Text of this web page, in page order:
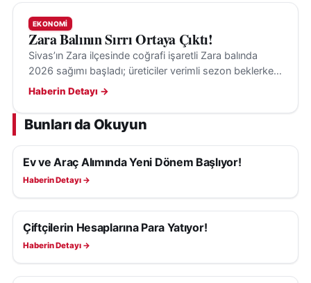
EKONOMI
Zara Balının Sırrı Ortaya Çıktı!
Sivas’ın Zara ilçesinde coğrafi işaretli Zara balında
2026 sağımı başladı; üreticiler verimli sezon beklerken,
tescilli üretim için çağrı yapıldı.
Haberin Detayı →
Bunları da Okuyun
EKONOMI
Ev ve Araç Alımında Yeni Dönem Başlıyor!
Haberin Detayı →
EKONOMI
Çiftçilerin Hesaplarına Para Yatıyor!
Haberin Detayı →